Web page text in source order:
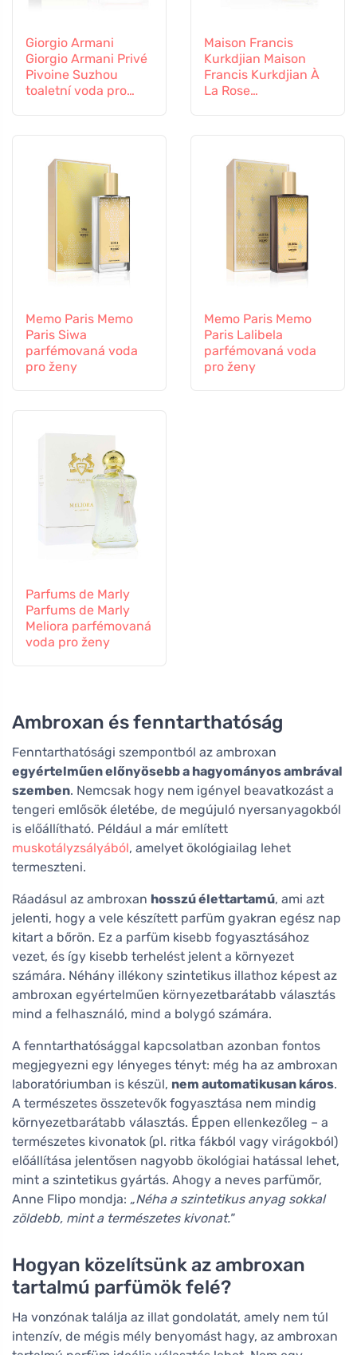
Giorgio Armani
Giorgio Armani Privé
Pivoine Suzhou
toaletní voda pro
Maison Francis
Kurkdjian Maison
Francis Kurkdjian À
La Rose
Memo Paris Memo
Paris Siwa
parfémovaná voda
pro ženy
Memo Paris Memo
Paris Lalibela
parfémovaná voda
pro ženy
Parfums de Marly
Parfums de Marly
Meliora parfémovaná
voda pro ženy
Ambroxan és fenntarthatóság
Fenntarthatósági szempontból az ambroxan
egyértelműen előnyösebb a hagyományos ambrával
szemben. Nemcsak hogy nem igényel beavatkozást a
tengeri emlősök életébe, de megújuló nyersanyagokból
is előállítható. Például a már említett
muskotályzsályából, amelyet ökológiailag lehet
termeszteni.
Ráadásul az ambroxan hosszú élettartamú, ami azt
jelenti, hogy a vele készített parfüm gyakran egész nap
kitart a bőrön. Ez a parfüm kisebb fogyasztásához
vezet, és így kisebb terhelést jelent a környezet
számára. Néhány illékony szintetikus illathoz képest az
ambroxan egyértelműen környezetbarátabb választás
mind a felhasználó, mind a bolygó számára.
A fenntarthatósággal kapcsolatban azonban fontos
megjegyezni egy lényeges tényt: még ha az ambroxan
laboratóriumban is készül, nem automatikusan káros.
A természetes összetevők fogyasztása nem mindig
környezetbarátabb választás. Éppen ellenkezőleg – a
természetes kivonatok (pl. ritka fákból vagy virágokból)
előállítása jelentősen nagyobb ökológiai hatással lehet,
mint a szintetikus gyártás. Ahogy a neves parfümőr,
Anne Flipo mondja: „Néha a szintetikus anyag sokkal
zöldebb, mint a természetes kivonat."
Hogyan közelítsünk az ambroxan
tartalmú parfümök felé?
Ha vonzónak találja az illat gondolatát, amely nem túl
intenzív, de mégis mély benyomást hagy, az ambroxan